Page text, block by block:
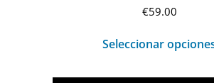
€59.00
Seleccionar